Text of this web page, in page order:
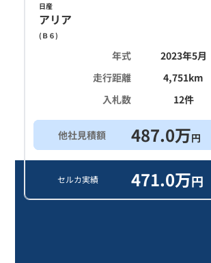
日産
アリア
( Ｂ６)
年式
2023年5月
走行距離
4,751km
入札数
12件
他社見積額 487.0万円
セルカ実績 471.0万円